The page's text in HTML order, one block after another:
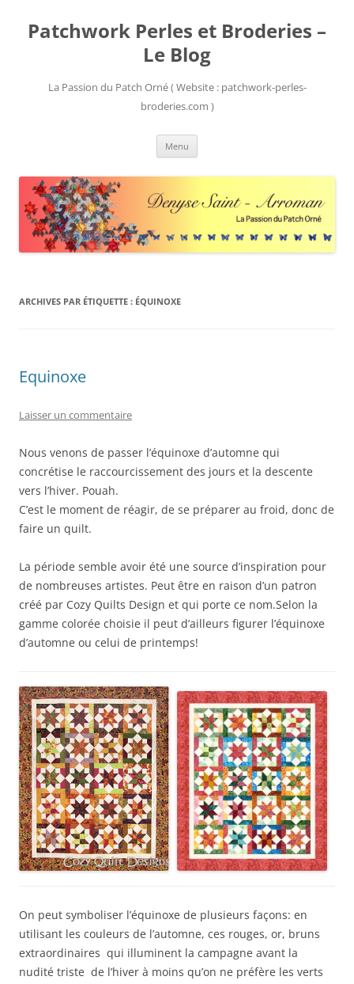
Patchwork Perles et Broderies –
Le Blog
La Passion du Patch Orné ( Website : patchwork-perles-
broderies.com )
Menu
ARCHIVES PAR ÉTIQUETTE : ÉQUINOXE
Equinoxe
Laisser un commentaire
Nous venons de passer l’équinoxe d’automne qui
concrétise le raccourcissement des jours et la descente
vers l’hiver. Pouah.
C’est le moment de réagir, de se préparer au froid, donc de
faire un quilt.
La période semble avoir été une source d’inspiration pour
de nombreuses artistes. Peut être en raison d’un patron
créé par Cozy Quilts Design et qui porte ce nom.Selon la
gamme colorée choisie il peut d’ailleurs figurer l’équinoxe
d’automne ou celui de printemps!
On peut symboliser l’équinoxe de plusieurs façons: en
utilisant les couleurs de l’automne, ces rouges, or, bruns
extraordinaires qui illuminent la campagne avant la
nudité triste de l’hiver à moins qu’on ne préfère les verts